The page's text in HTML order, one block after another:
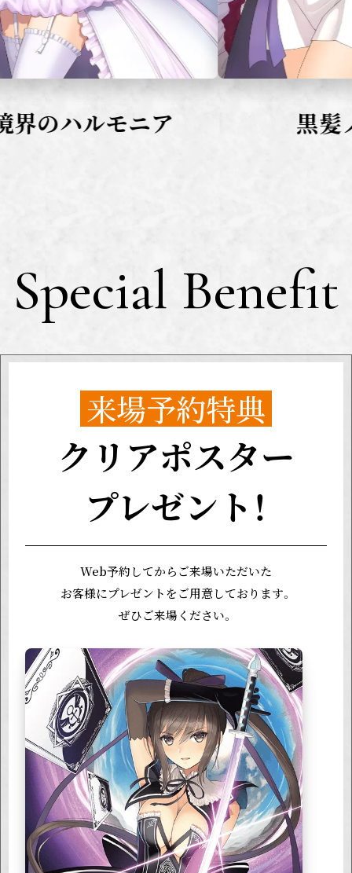
黒髪ノ白刃 全
Special Benefit
来場予約特典
クリアポスター
プレゼント！
Web予約してからご来場いただいた
お客様にプレゼントをご用意しております。
ぜひご来場ください。